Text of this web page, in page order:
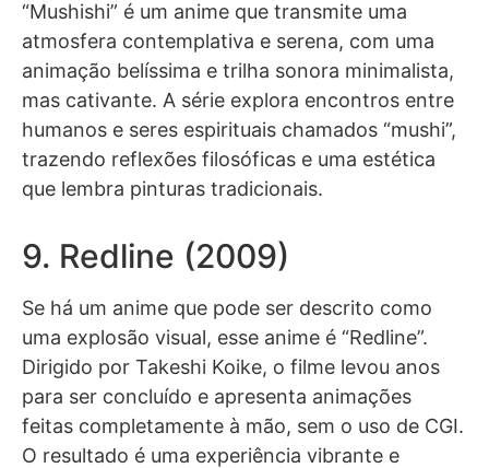
“Mushishi” é um anime que transmite uma
atmosfera contemplativa e serena, com uma
animação belíssima e trilha sonora minimalista,
mas cativante. A série explora encontros entre
humanos e seres espirituais chamados “mushi”,
trazendo reflexões filosóficas e uma estética
que lembra pinturas tradicionais.
9. Redline (2009)
Se há um anime que pode ser descrito como
uma explosão visual, esse anime é “Redline”.
Dirigido por Takeshi Koike, o filme levou anos
para ser concluído e apresenta animações
feitas completamente à mão, sem o uso de CGI.
O resultado é uma experiência vibrante e